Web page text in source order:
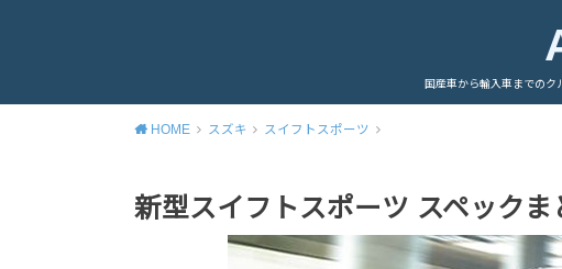
国産車から輸入車までのク
HOME スズキ スイフトスポーツ
新型スイフトスポーツ スペックま